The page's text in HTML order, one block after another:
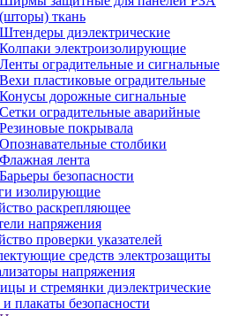
(шторы) ткань
Штендеры диэлектрические
Колпаки электроизолирующие
Ленты оградительные и сигнальные
Вехи пластиковые оградительные
Конусы дорожные сигнальные
Сетки оградительные аварийные
Резиновые покрывала
Опознавательные столбики
Флажная лента
Барьеры безопасности
изолирующие
раскрепляющее
напряжения
проверки указателей
средств электрозащиты
напряжения
и стремянки диэлектрические
плакаты безопасности